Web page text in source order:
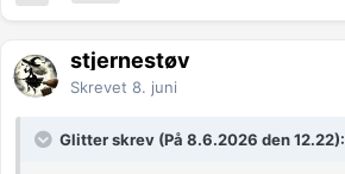
stjernestøv
Skrevet 8. juni
Glitter skrev (På 8.6.2026 den 12.22):